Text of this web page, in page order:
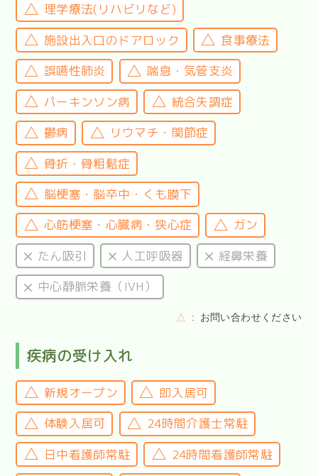
理学療法(リハビリなど)
施設出入口のドアロック
食事療法
誤嚥性肺炎
喘息・気管支炎
パーキンソン病
統合失調症
鬱病
リウマチ・関節症
骨折・骨粗鬆症
脳梗塞・脳卒中・くも膜下
心筋梗塞・心臓病・狭心症
ガン
たん吸引
人工呼吸器
経鼻栄養
中心静脈栄養（IVH）
△ お問い合わせください
疾病の受け入れ
新規オープン
即入居可
体験入居可
24時間介護士常駐
日中看護師常駐
24時間看護師常駐